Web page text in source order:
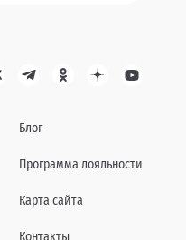
Блог
Программа лояльности
Карта сайта
Контакты